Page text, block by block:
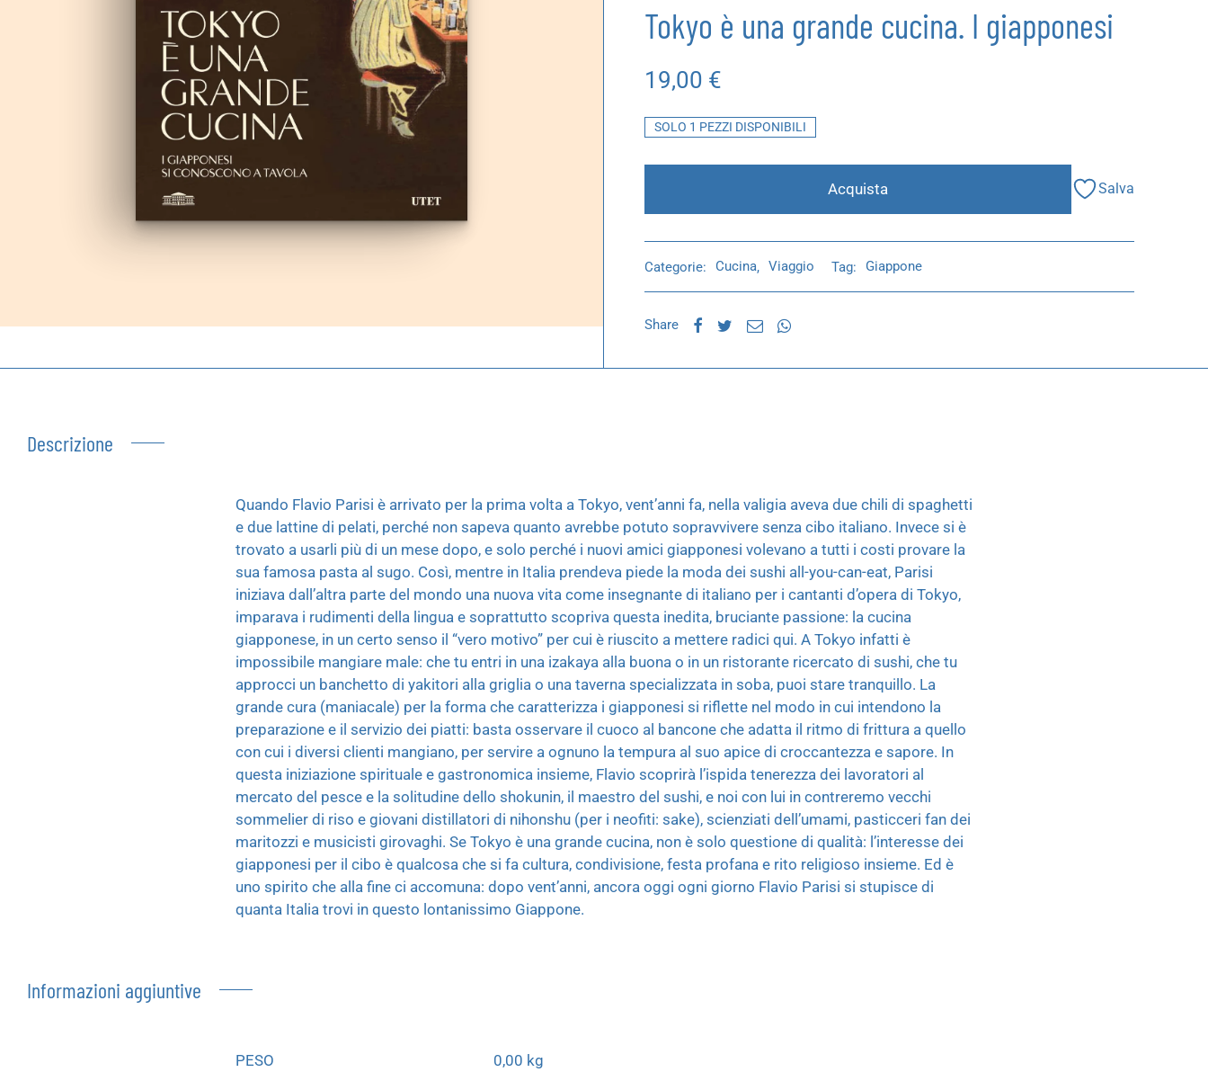
Tokyo è una grande cucina. I giapponesi
19,00 €
SOLO 1 PEZZI DISPONIBILI
Acquista Salva
Categorie: Cucina, Viaggio Tag: Giappone
Share
Descrizione
Quando Flavio Parisi è arrivato per la prima volta a Tokyo, vent’anni fa, nella valigia aveva due chili di spaghetti
e due lattine di pelati, perché non sapeva quanto avrebbe potuto sopravvivere senza cibo italiano. Invece si è
trovato a usarli più di un mese dopo, e solo perché i nuovi amici giapponesi volevano a tutti i costi provare la
sua famosa pasta al sugo. Così, mentre in Italia prendeva piede la moda dei sushi all-you-can-eat, Parisi
iniziava dall’altra parte del mondo una nuova vita come insegnante di italiano per i cantanti d’opera di Tokyo,
imparava i rudimenti della lingua e soprattutto scopriva questa inedita, bruciante passione: la cucina
giapponese, in un certo senso il “vero motivo” per cui è riuscito a mettere radici qui. A Tokyo infatti è
impossibile mangiare male: che tu entri in una izakaya alla buona o in un ristorante ricercato di sushi, che tu
approcci un banchetto di yakitori alla griglia o una taverna specializzata in soba, puoi stare tranquillo. La
grande cura (maniacale) per la forma che caratterizza i giapponesi si riflette nel modo in cui intendono la
preparazione e il servizio dei piatti: basta osservare il cuoco al bancone che adatta il ritmo di frittura a quello
con cui i diversi clienti mangiano, per servire a ognuno la tempura al suo apice di croccantezza e sapore. In
questa iniziazione spirituale e gastronomica insieme, Flavio scoprirà l’ispida tenerezza dei lavoratori al
mercato del pesce e la solitudine dello shokunin, il maestro del sushi, e noi con lui in contreremo vecchi
sommelier di riso e giovani distillatori di nihonshu (per i neofiti: sake), scienziati dell’umami, pasticceri fan dei
maritozzi e musicisti girovaghi. Se Tokyo è una grande cucina, non è solo questione di qualità: l’interesse dei
giapponesi per il cibo è qualcosa che si fa cultura, condivisione, festa profana e rito religioso insieme. Ed è
uno spirito che alla fine ci accomuna: dopo vent’anni, ancora oggi ogni giorno Flavio Parisi si stupisce di
quanta Italia trovi in questo lontanissimo Giappone.
Informazioni aggiuntive
PESO 0,00 kg